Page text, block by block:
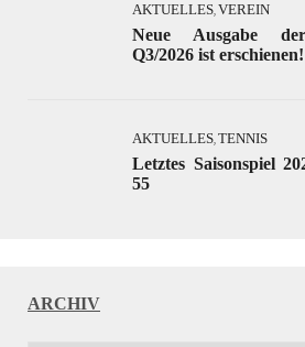
AKTUELLES, VEREIN
Neue Ausgabe
Q3/2026 ist erschienen!
AKTUELLES, TENNIS
Letztes Saisonspiel
55
ARCHIV